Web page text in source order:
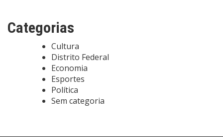
Categorias
Cultura
Distrito Federal
Economia
Esportes
Política
Sem categoria